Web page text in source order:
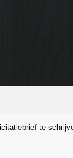
te